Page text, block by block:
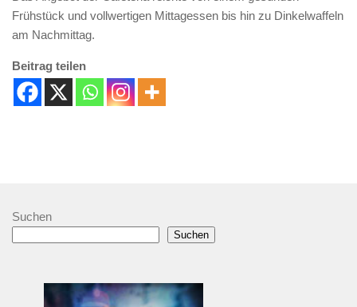
Frühstück und vollwertigen Mittagessen bis hin zu Dinkelwaffeln
am Nachmittag.
Beitrag teilen
Suchen
Suchen